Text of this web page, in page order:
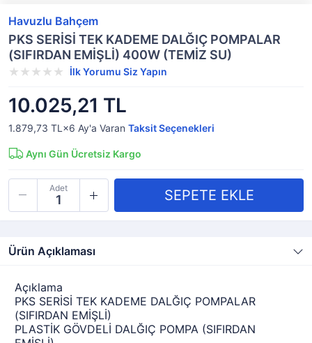
Havuzlu Bahçem
PKS SERİSİ TEK KADEME DALĞIÇ POMPALAR
(SIFIRDAN EMİŞLİ) 400W (TEMİZ SU)
İlk Yorumu Siz Yapın
10.025,21 TL
1.879,73 TL×6 Ay'a Varan Taksit Seçenekleri
Aynı Gün Ücretsiz Kargo
Adet
Ürün Açıklaması
Açıklama
PKS SERİSİ TEK KADEME DALĞIÇ POMPALAR
(SIFIRDAN EMİŞLİ)
PLASTİK GÖVDELİ DALĞIÇ POMPA (SIFIRDAN